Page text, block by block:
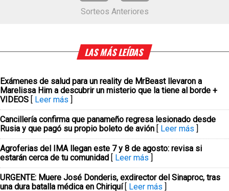
Sorteos Anteriores
LAS MÁS LEÍDAS
Exámenes de salud para un reality de MrBeast llevaron a
Marelissa Him a descubrir un misterio que la tiene al borde +
VIDEOS [ Leer más ]
Cancillería confirma que panameño regresa lesionado desde
Rusia y que pagó su propio boleto de avión [ Leer más ]
Agroferias del IMA llegan este 7 y 8 de agosto: revisa si
estarán cerca de tu comunidad [ Leer más ]
URGENTE: Muere José Donderis, exdirector del Sinaproc, tras
una dura batalla médica en Chiriquí [ Leer más ]